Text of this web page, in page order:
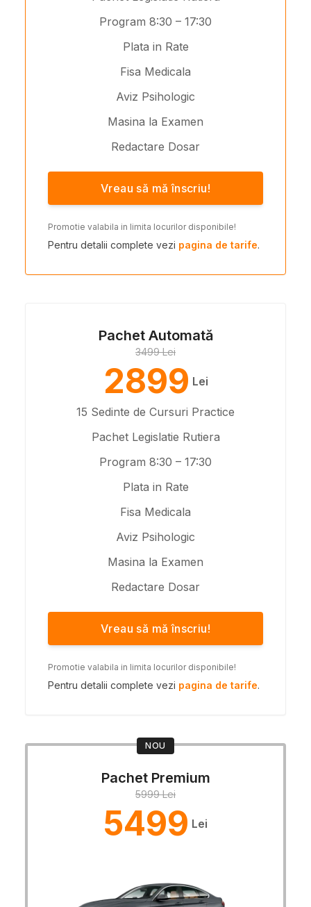
Program 8:30 – 17:30
Plata in Rate
Fisa Medicala
Aviz Psihologic
Masina la Examen
Redactare Dosar
Vreau să mă înscriu!
Promotie valabila in limita locurilor disponibile!
Pentru detalii complete vezi pagina de tarife.
Pachet Automată
3499 Lei
2899 Lei
15 Sedinte de Cursuri Practice
Pachet Legislatie Rutiera
Program 8:30 – 17:30
Plata in Rate
Fisa Medicala
Aviz Psihologic
Masina la Examen
Redactare Dosar
Vreau să mă înscriu!
Promotie valabila in limita locurilor disponibile!
Pentru detalii complete vezi pagina de tarife.
NOU
Pachet Premium
5999 Lei
5499 Lei